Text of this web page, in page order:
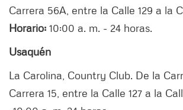
Carrera 56A, entre la Calle 129 a la
Horario: 10:00 a. m. - 24 horas.
Usaquén
La Carolina, Country Club. De la
Carrera 15, entre la Calle 127 a la